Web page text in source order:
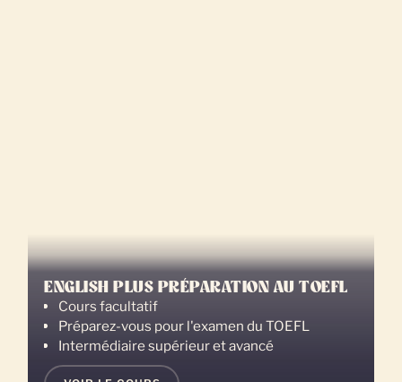
ENGLISH PLUS PRÉPARATION AU TOEFL
Cours facultatif
Préparez-vous pour l'examen du TOEFL
Intermédiaire supérieur et avancé